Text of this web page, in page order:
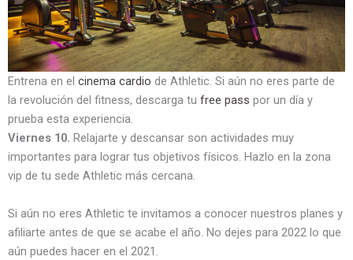
Entrena en el cinema cardio de Athletic. Si aún no eres parte de
la revolución del fitness, descarga tu free pass por un día y
prueba esta experiencia.
Viernes 10. Relajarte y descansar son actividades muy
importantes para lograr tus objetivos físicos. Hazlo en la zona
vip de tu sede Athletic más cercana.
Si aún no eres Athletic te invitamos a conocer nuestros planes y
afiliarte antes de que se acabe el año. No dejes para 2022 lo que
aún puedes hacer en el 2021.